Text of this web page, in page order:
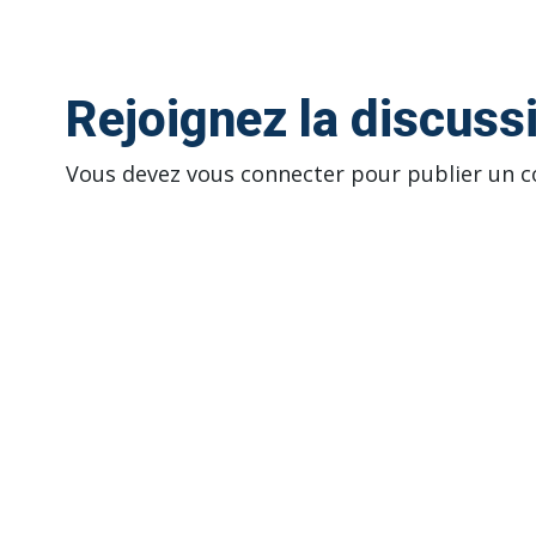
Rejoignez la
Vous devez vous connecter pour publier un